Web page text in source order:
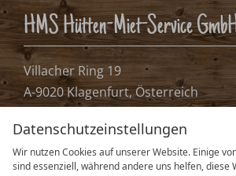
Datenschutzeinstellungen
Wir nutzen Cookies auf unserer Website. Einige
sind essenziell, während andere uns helfen, diese
Bitte
Bitte wählen Sie Ihren Anreisetag.